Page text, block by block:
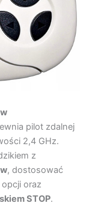
pilot zdalnej
2,4 GHz.
z
, dostosować
oraz
STOP.